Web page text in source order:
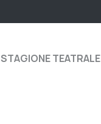
STAGIONE TEATRALE